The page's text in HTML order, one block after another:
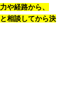
や経路から、
相談してから決